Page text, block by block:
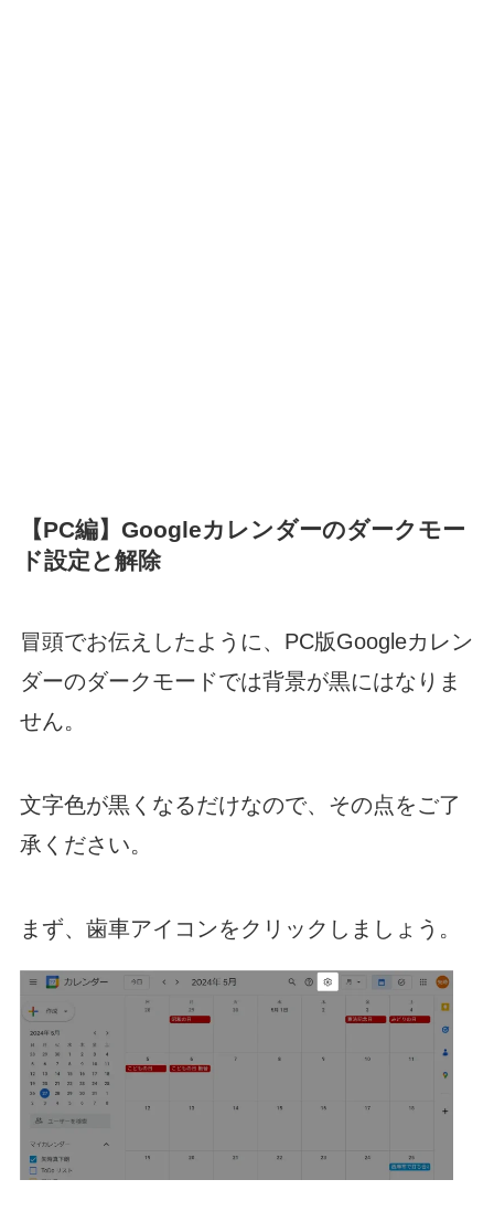
【PC編】Googleカレンダーのダークモー
ド設定と解除
冒頭でお伝えしたように、PC版Googleカレン
ダーのダークモードでは背景が黒にはなりま
せん。
文字色が黒くなるだけなので、その点をご了
承ください。
まず、歯車アイコンをクリックしましょう。